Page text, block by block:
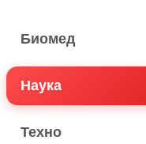
Биомед
Наука
Техно